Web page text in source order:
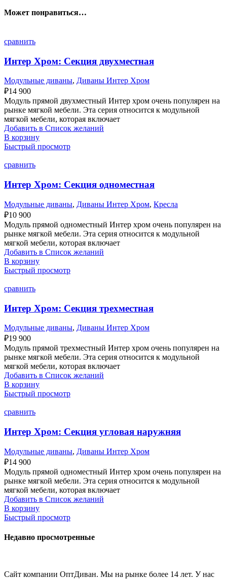
Может понравиться…
сравнить
Интер Хром: Секция двухместная
Модульные диваны, Диваны Интер Хром
₽14 900
Модуль прямой двухместный Интер хром очень популярен на
рынке мягкой мебели. Эта серия относится к модульной
мягкой мебели, которая включает
Добавить в Список желаний
В корзину
Быстрый просмотр
сравнить
Интер Хром: Секция одноместная
Модульные диваны, Диваны Интер Хром, Кресла
₽10 900
Модуль прямой одноместный Интер хром очень популярен на
рынке мягкой мебели. Эта серия относится к модульной
мягкой мебели, которая включает
Добавить в Список желаний
В корзину
Быстрый просмотр
сравнить
Интер Хром: Секция трехместная
Модульные диваны, Диваны Интер Хром
₽19 900
Модуль прямой трехместный Интер хром очень популярен на
рынке мягкой мебели. Эта серия относится к модульной
мягкой мебели, которая включает
Добавить в Список желаний
В корзину
Быстрый просмотр
сравнить
Интер Хром: Секция угловая наружняя
Модульные диваны, Диваны Интер Хром
₽14 900
Модуль прямой одноместный Интер хром очень популярен на
рынке мягкой мебели. Эта серия относится к модульной
мягкой мебели, которая включает
Добавить в Список желаний
В корзину
Быстрый просмотр
Недавно просмотренные
Сайт компании ОптДиван. Мы на рынке более 14 лет. У нас